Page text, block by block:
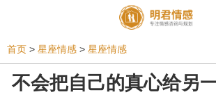
相亲 同性恋 恋爱技巧
首页 > 星座情感 > 星座情感
不会把自己的真心给另